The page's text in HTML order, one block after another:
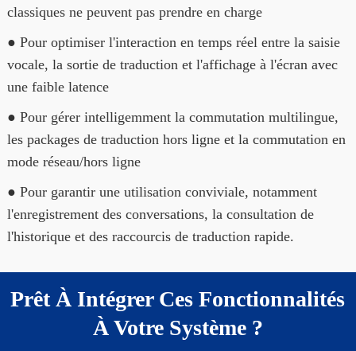
classiques ne peuvent pas prendre en charge
● Pour optimiser l'interaction en temps réel entre la saisie
vocale, la sortie de traduction et l'affichage à l'écran avec
une faible latence
● Pour gérer intelligemment la commutation multilingue,
les packages de traduction hors ligne et la commutation en
mode réseau/hors ligne
● Pour garantir une utilisation conviviale, notamment
l'enregistrement des conversations, la consultation de
l'historique et des raccourcis de traduction rapide.
Prêt À Intégrer Ces Fonctionnalités
À Votre Système ?